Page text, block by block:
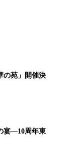
の苑」開催決
宴―10周年東